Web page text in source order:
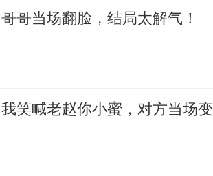
哥当场翻脸，结局太解气！
笑喊老赵你小蜜，对方当场变